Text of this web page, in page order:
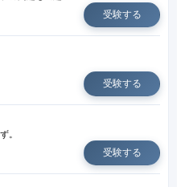
受験する
受験する
。
受験する